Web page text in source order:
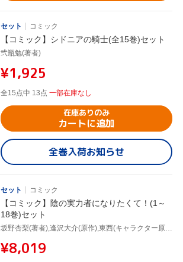
セット コミック
【コミック】シドニアの騎士(全15巻)セット
弐瓶勉(著者)
¥1,925
全15点中 13点 一部在庫なし
在庫ありのみ
カートに追加
全巻入荷お知らせ
セット コミック
【コミック】陰の実力者になりたくて！(1～
18巻)セット
坂野杏梨(著者),逢沢大介(原作),東西(キャラクター原案)
¥8,019